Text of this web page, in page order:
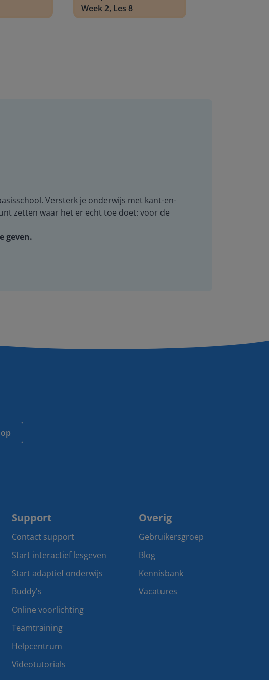
Week 2, Les 8
Versterk je onderwijs met kant-en-
zetten waar het er echt toe doet: voor de
geven.
Support
Contact support
Start interactief lesgeven
Start adaptief onderwijs
Buddy's
Online voorlichting
Teamtraining
Helpcentrum
Videotutorials
Overig
Gebruikersgroep
Blog
Kennisbank
Vacatures